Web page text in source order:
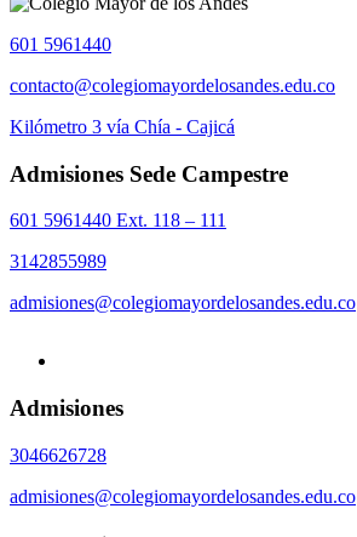
601 5961440
contacto@colegiomayordelosandes.edu.co
Kilómetro 3 vía Chía - Cajicá
Admisiones Sede Campestre
601 5961440 Ext. 118 – 111
3142855989
admisiones@colegiomayordelosandes.edu.co
Admisiones
3046626728
admisiones@colegiomayordelosandes.edu.co